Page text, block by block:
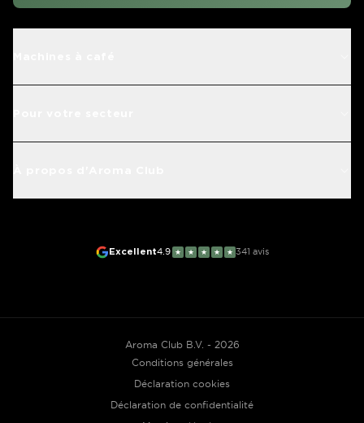
Excellent4.9 ★ ★ ★ ★ ★ 341 avis
Aroma Club B.V. - 2026
Conditions générales
Déclaration cookies
Déclaration de confidentialité